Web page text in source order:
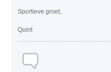
Sportieve groet,
Quint